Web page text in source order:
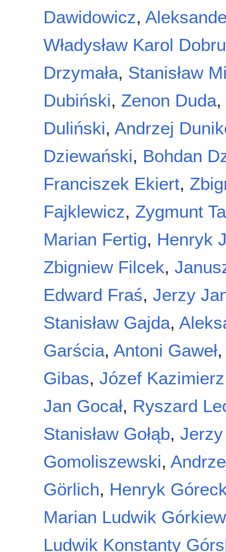
Dawidowicz,
Władysław Karol
Drzymała, Stanisław
Dubiński, Zenon Duda,
Duliński, Andrzej
Dziewański, Bohdan
Franciszek Ekiert,
Fajklewicz, Zygmunt
Marian Fertig, Henryk
Zbigniew Filcek,
Edward Fraś, Jerzy
Stanisław Gajda,
Garścia, Antoni Gaweł
Gibas, Józef
Jan Gocał, Ryszard
Stanisław Gołąb,
Gomoliszewski,
Görlich, Henryk
Marian Ludwik
Ludwik Konstanty